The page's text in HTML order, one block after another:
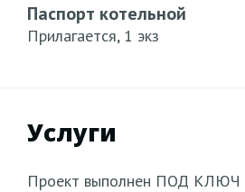
Паспорт котельной
Прилагается, 1 экз
Услуги
Проект выполнен ПОД КЛЮЧ